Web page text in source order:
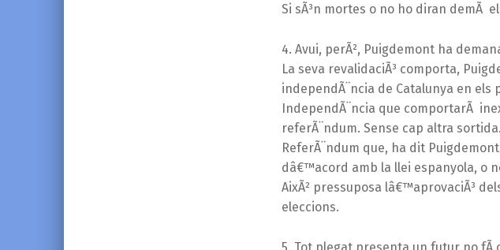
Si sÃ³n mortes o no ho diran demÃ
4. Avui, perÃ², Puigdemont ha
La seva revalidaciÃ³ comporta,
independÃ¨ncia de Catalunya en els
IndependÃ¨ncia que comportarÃ
referÃ¨ndum. Sense cap altra sortida.
ReferÃ¨ndum que, ha dit
dâ€™acord amb la llei espanyola, o
AixÃ² pressuposa lâ€™aprovaciÃ³
eleccions.
5. Tot plegat presenta un futur no fÃ